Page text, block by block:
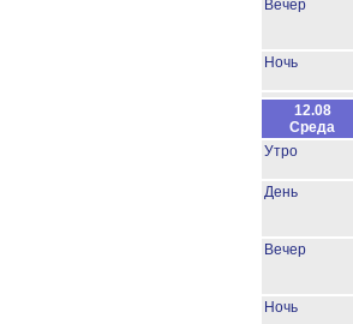
Вечер
Ночь
12.08
Среда
Утро
День
Вечер
Ночь